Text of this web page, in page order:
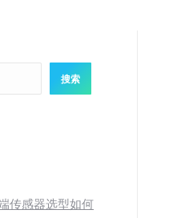
搜索
传感器选型如何